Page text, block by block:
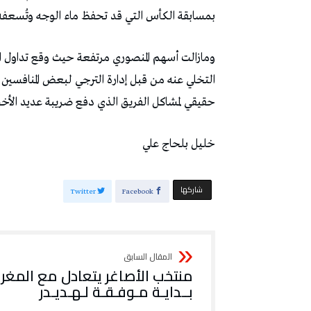
‬بمسابقة‭ ‬الكأس‭ ‬التي‭ ‬قد‭ ‬تحفظ‭ ‬ماء‭ ‬الوجه‭ ‬وتُسعفه‭ ‬طالما‭ ‬أن‭ ‬جني‭ ‬ثمار‭ ‬العمل‭ ‬لا‭ ‬يكون‭ ‬في‭ ‬ظرف‭ ‬قصير‭. ‬
‬حقيقي‭ ‬لمشاكل‭ ‬الفريق‭ ‬الذي‭ ‬دفع‭ ‬ضريبة‭ ‬عديد‭ ‬الأخطاء‭ ‬في‭ ‬االكاستينغب‭ ‬المتعلق‭ ‬باللاعبين‭ ‬أو‭ ‬المدربين‭. ‬
خليل‭ ‬بلحاج‭ ‬علي
‫‫ شاركها‬ Facebook
Twitter
منتخب الأصاغر يتعادل مع
بــدايـة مـوفـقـة لـهـديـدر